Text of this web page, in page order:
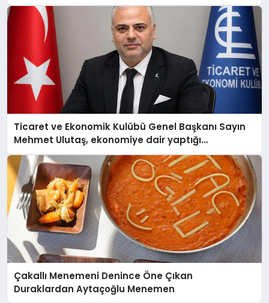
Ticaret ve Ekonomik Kulübü Genel Başkanı Sayın
Mehmet Ulutaş, ekonomiye dair yaptığı
açıklamada şunları kaydetti:
Çakallı Menemeni Denince Öne Çıkan
Duraklardan Aytaçoğlu Menemen